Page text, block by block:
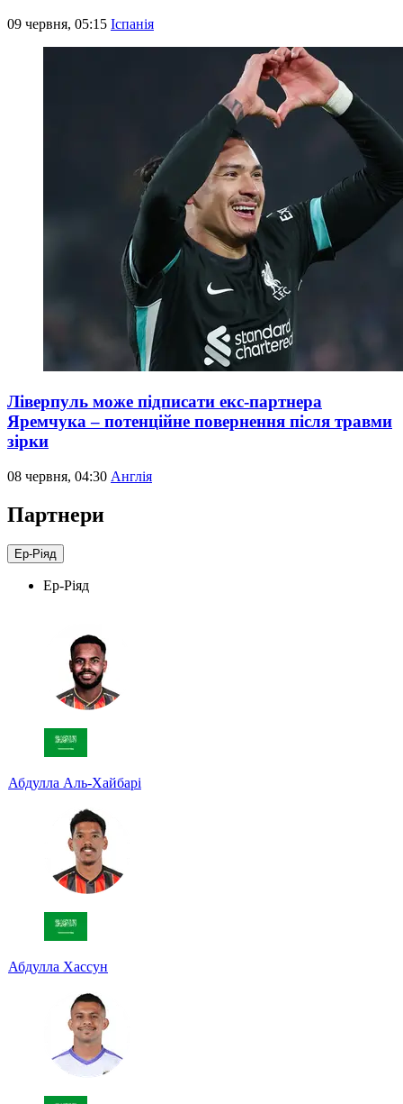
09 червня, 05:15 Іспанія
Ліверпуль може підписати екс-партнера
Яремчука – потенційне повернення після травми
зірки
08 червня, 04:30 Англія
Партнери
Ер-Ріяд
Ер-Ріяд
Абдулла Аль-Хайбарі
Абдулла Хассун